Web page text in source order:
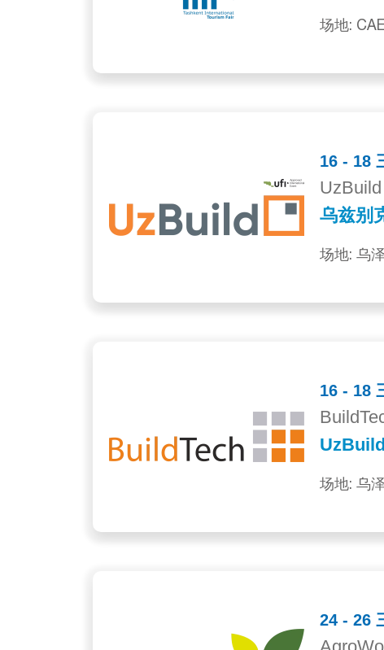
场地:
16 - 18
乌兹别
场地: 乌
16 - 18
场地: 乌
24 - 26